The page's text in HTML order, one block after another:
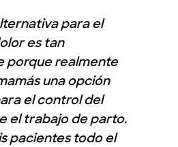
para el
es tan
porque realmente
una opción
el control del
el trabajo de parto.
pacientes todo el